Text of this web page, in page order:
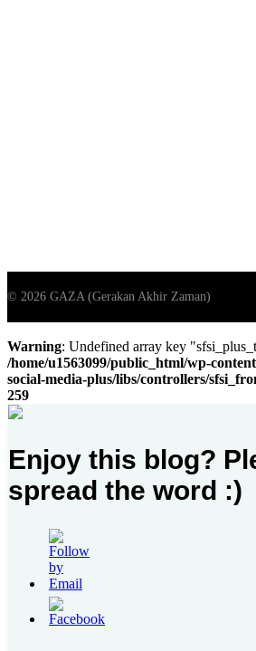
Warning: Undefined array key
/home/u1563099/public_html/wp-
social-media-plus/libs/controllers/
259
Enjoy this blog?
spread the word :)